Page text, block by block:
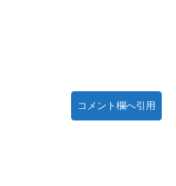
コメント欄へ引用